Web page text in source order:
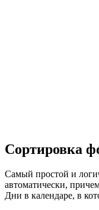
Сортировка
Самый простой и
автоматически,
Дни в календаре, в